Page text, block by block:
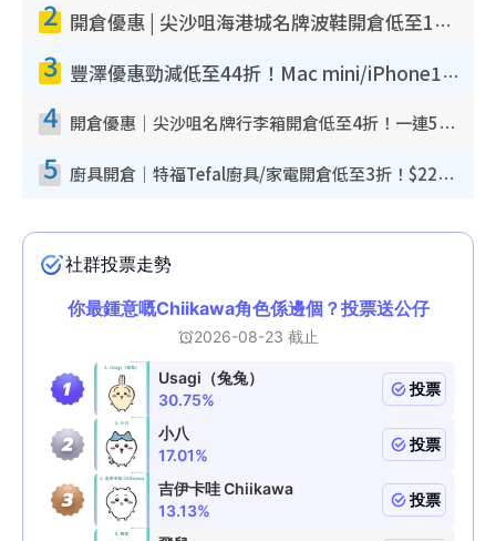
2 開倉優惠 | 尖沙咀海港城名牌波鞋開倉低至1折！On鞋$899起／Joy&Peace鞋履$98起
3 豐澤優惠勁減低至44折！Mac mini/iPhone17Pro大減價！廚房家電$220起
4 開倉優惠｜尖沙咀名牌行李箱開倉低至4折！一連5日 American Tourister/ace./Hallmark $200起！
5 廚具開倉｜特福Tefal廚具/家電開倉低至3折！$220起買平底鍋/炒鑊/湯煲！電飯煲/吸塵機/燙斗$418起